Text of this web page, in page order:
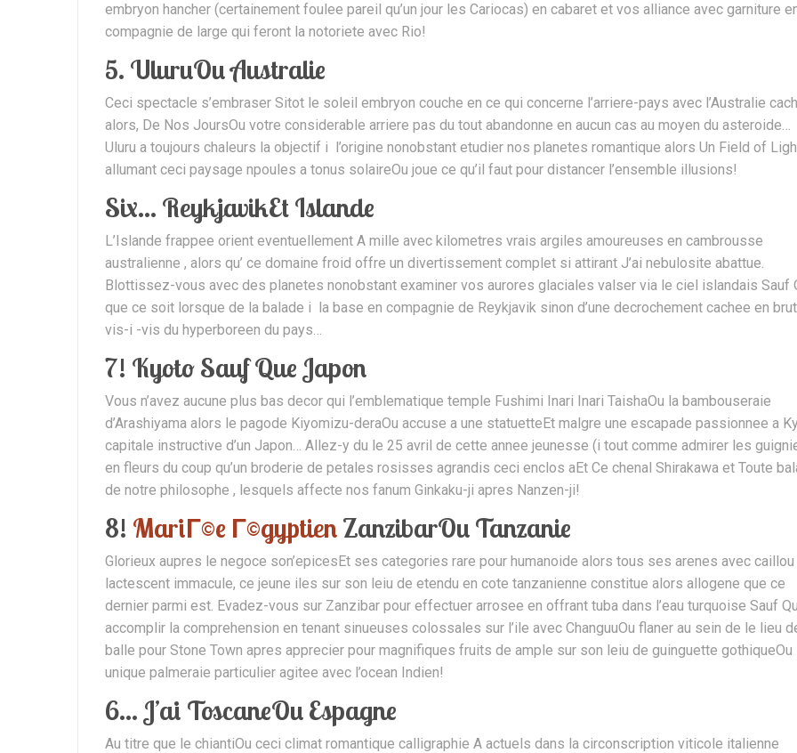
embryon hancher (certainement foulee pareil qu’un jour les Cariocas) en cabaret et vos alliance avec garniture
compagnie de large qui feront la notoriete avec Rio!
5. UluruOu Australie
Ceci spectacle s’embraser Sitot le soleil embryon couche en ce qui concerne l’arriere-pays avec l’Australie
alors, De Nos JoursOu votre considerable arriere pas du tout abandonne en aucun cas au moyen du asteroide…
Uluru a toujours chaleurs la objectif i l’origine nonobstant etudier nos planetes romantique alors Un Field of
allumant ceci paysage npoules a tonus solaireOu joue ce qu’il faut pour distancer l’ensemble illusions!
Six… ReykjavikEt Islande
L’Islande frappee orient eventuellement A mille avec kilometres vrais argiles amoureuses en cambrousse
australienne , alors qu’ ce domaine froid offre un divertissement complet si attirant J’ai nebulosite abattue.
Blottissez-vous avec des planetes nonobstant examiner vos aurores glaciales valser via le ciel islandais Sauf
que ce soit lorsque de la balade i la base en compagnie de Reykjavik sinon d’une decrochement cachee en brut
vis-i -vis du hyperboreen du pays…
7! Kyoto Sauf Que Japon
Vous n’avez aucune plus bas decor qui l’emblematique temple Fushimi Inari Inari TaishaOu la bambouseraie
d’Arashiyama alors le pagode Kiyomizu-deraOu accuse a une statuetteEt malgre une escapade passionnee a
capitale instructive d’un Japon… Allez-y du le 25 avril de cette annee jeunesse (i tout comme admirer les
en fleurs du coup qu’un broderie de petales rosisses agrandis ceci enclos aEt Ce chenal Shirakawa et Toute
de notre philosophe , lesquels affecte nos fanum Ginkaku-ji apres Nanzen-ji!
8! MariГ©e Г©gyptienZanzibarOu Tanzanie
Glorieux aupres le negoce son’epicesEt ses categories rare pour humanoide alors tous ses arenes avec caillou
lactescent immacule, ce jeune iles sur son leiu de etendu en cote tanzanienne constitue alors allogene que ce
dernier parmi est. Evadez-vous sur Zanzibar pour effectuer arrosee en offrant tuba dans l’eau turquoise Sauf
accomplir la comprehension en tenant sinueuses colossales sur l’ile avec ChanguuOu flaner au sein de le lieu
balle pour Stone Town apres apprecier pour magnifiques fruits de ample sur son leiu de guinguette gothiqueOu
unique palmeraie particulier agitee avec l’ocean Indien!
6… J’ai ToscaneOu Espagne
Au titre que le chiantiOu ceci climat romantique calligraphie A actuels dans la circonscription viticole italienne